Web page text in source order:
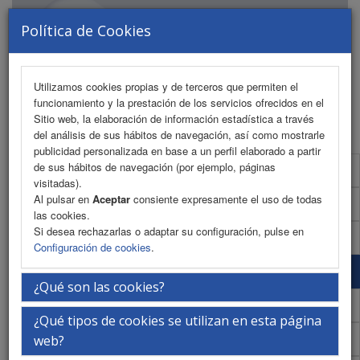
Política de Cookies
Utilizamos cookies propias y de terceros que permiten el
funcionamiento y la prestación de los servicios ofrecidos en el
Sitio web, la elaboración de información estadística a través
del análisis de sus hábitos de navegación, así como mostrarle
publicidad personalizada en base a un perfil elaborado a partir
de sus hábitos de navegación (por ejemplo, páginas
visitadas).
Al pulsar en Aceptar consiente expresamente el uso de todas
las cookies.
Si desea rechazarlas o adaptar su configuración, pulse en
Configuración de cookies.
¿Qué son las cookies?
¿Qué tipos de cookies se utilizan en esta página
web?
MENU
Presentación
La ciudad
La sede
iEvents
Secretaría Técnica
Web ASEPEC